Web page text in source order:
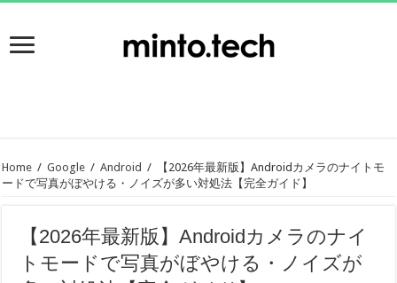
Home / Google / Android /
【2026年最新版】Androidカメラのナイトモ
ードで写真がぼやける・ノイズが多い対処法【完全ガイド】
【2026年最新版】Androidカメラのナイ
トモードで写真がぼやける・ノイズが